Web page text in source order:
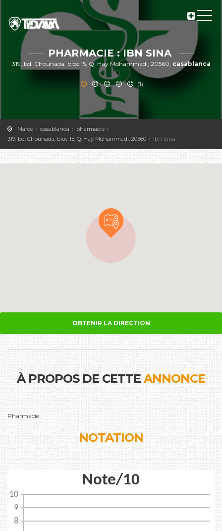
PHARMACIE : IBN SINA
319, bd. Chouhada, bloc 15, Q. Hay Mohammadi, 20560, casablanca
(1)
Maroc casablanca
pharmacie
319, bd. Chouhada, bloc 15, Q. Hay Mohammadi, 20560
Ibn Sina
OBTENIR LA DIRECTION
À PROPOS DE CETTEANNONCE
Pharmacie
NOTATION